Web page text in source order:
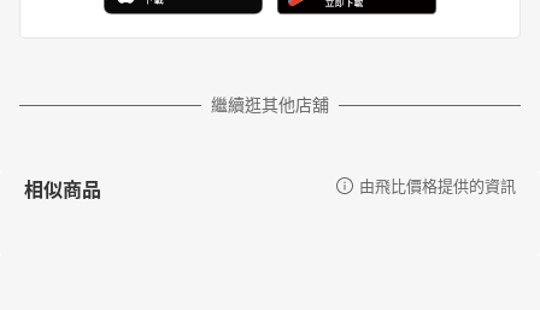
繼續逛其他店舖
相似商品 由飛比價格提供的資訊